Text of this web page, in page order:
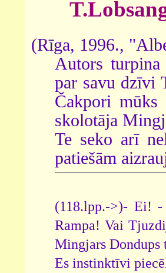
(Rīga, 1996.,
Autors turpina
par savu dzīvi
Čakpori mūks
skolotāja
Te seko arī
patiešām
(118.lpp.->)- Ei! -
Rampa! Vai
Mingjars
Es instinktīvi